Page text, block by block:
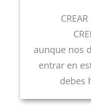
aunque nos
entrar en
debes